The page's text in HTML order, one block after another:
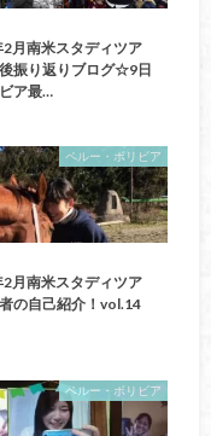
2月南米スタディツア
振り返りブログ☆9日
ア最…
ペルー・ボリビア
2月南米スタディツア
の自己紹介！vol.14
ペルー・ボリビア